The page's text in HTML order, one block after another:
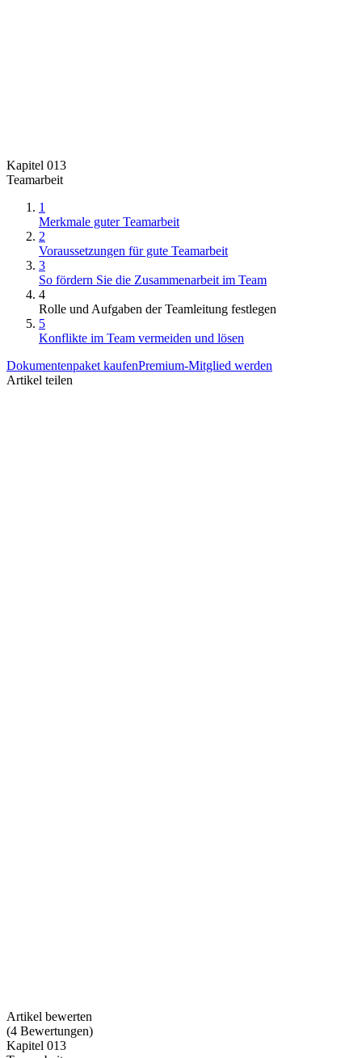
Kapitel 013
Teamarbeit
1
Merkmale guter Teamarbeit
2
Voraussetzungen für gute Teamarbeit
3
So fördern Sie die Zusammenarbeit im Team
4
Rolle und Aufgaben der Teamleitung festlegen
5
Konflikte im Team vermeiden und lösen
Dokumentenpaket kaufenPremium-Mitglied werden
Artikel teilen
Artikel bewerten
(4 Bewertungen)
Kapitel 013